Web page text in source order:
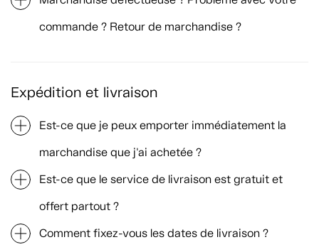
commande ? Retour de marchandise ?
Expédition et livraison
Est-ce que je peux emporter immédiatement la
marchandise que j'ai achetée ?
Est-ce que le service de livraison est gratuit et
offert partout ?
Comment fixez-vous les dates de livraison ?